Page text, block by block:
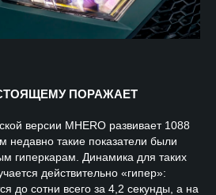
ПОРАЖАЕТ
версии MHERO развивает 1088
такие показатели были
гиперкарам. Динамика для таких
действительно «гипер»:
до сотни всего за 4,2 секунды, а на